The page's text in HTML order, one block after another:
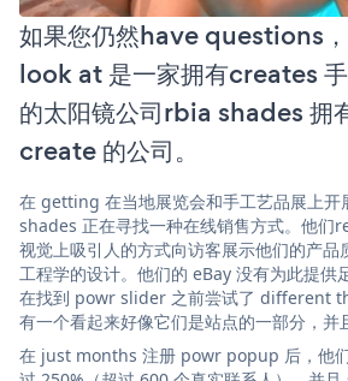
如果您仍然have questions
look at 是一家拥有creates
的太阳镜公司rbia shades
create 的公司。
在 getting 在当地展览会和手工艺品展上开
shades 正在寻找一种在线销售方式。他
视觉上吸引人的方式向访客展示他们的产品
工程学的设计。他们的 eBay 没有为此提供
在找到 powr slider 之前尝试了 different
有一个看起来好像它们是站点的一部分，并
在 just months 注册 powr popup 后，他